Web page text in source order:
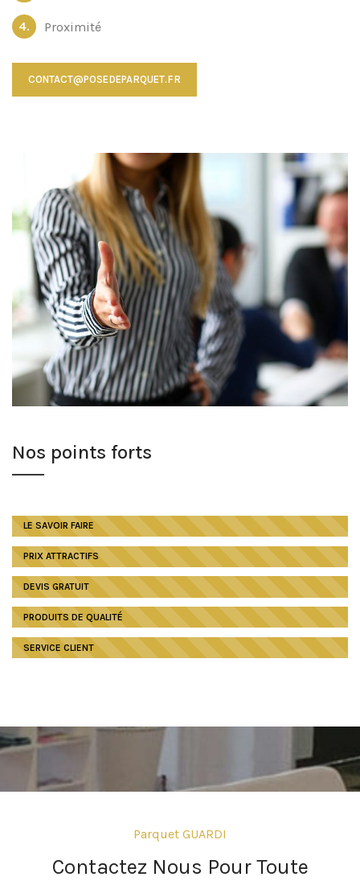
Proximité
CONTACT@POSEDEPARQUET.FR
Nos points forts
LE SAVOIR FAIRE
PRIX ATTRACTIFS
DEVIS GRATUIT
PRODUITS DE QUALITÉ
SERVICE CLIENT
Parquet GUARDI
Contactez Nous Pour Toute